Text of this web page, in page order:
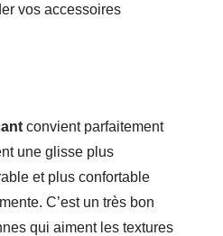
vos accessoires
convient parfaitement
une glisse plus
et plus confortable
C’est un très bon
qui aiment les textures